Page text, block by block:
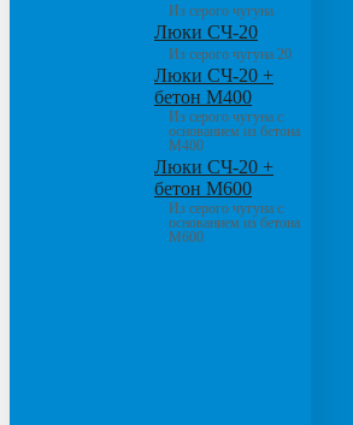
Из серого чугуна
Люки СЧ-20
Из серого чугуна 20
Люки СЧ-20 +
бетон М400
Из серого чугуна с
основанием из бетона
М400
Люки СЧ-20 +
бетон М600
Из серого чугуна с
основанием из бетона
М600